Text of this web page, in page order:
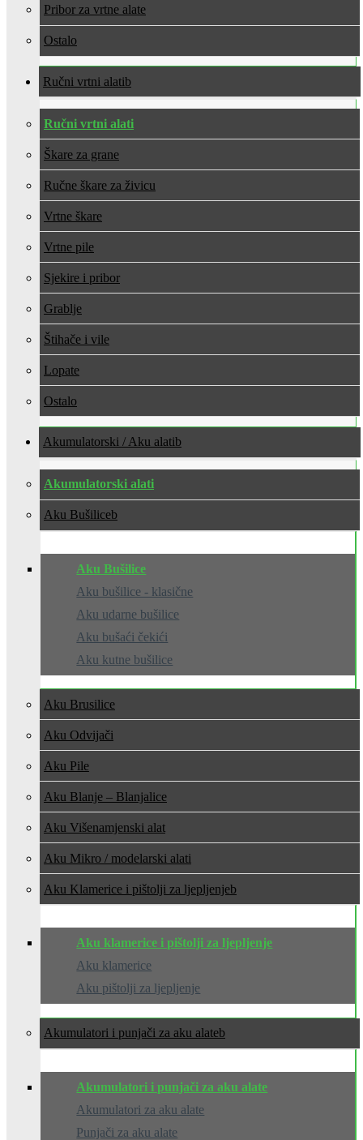
Pribor za vrtne alate
Ostalo
Ručni vrtni alati
Ručni vrtni alati
Škare za grane
Ručne škare za živicu
Vrtne škare
Vrtne pile
Sjekire i pribor
Grablje
Štihače i vile
Lopate
Ostalo
Akumulatorski / Aku alati
Akumulatorski alati
Aku Bušilice
Aku Bušilice
Aku bušilice - klasične
Aku udarne bušilice
Aku bušaći čekići
Aku kutne bušilice
Aku Brusilice
Aku Odvijači
Aku Pile
Aku Blanje – Blanjalice
Aku Višenamjenski alat
Aku Mikro / modelarski alati
Aku Klamerice i pištolji za ljepljenje
Aku klamerice i pištolji za ljepljenje
Aku klamerice
Aku pištolji za ljepljenje
Akumulatori i punjači za aku alate
Akumulatori i punjači za aku alate
Akumulatori za aku alate
Punjači za aku alate